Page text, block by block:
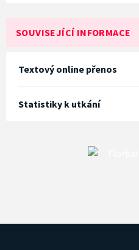
SOUVISEJÍCÍ INFORMACE
Textový online přenos
Statistiky k utkání